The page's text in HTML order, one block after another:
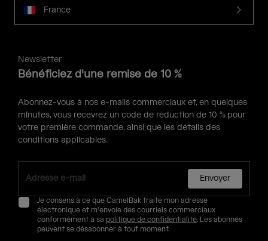
France
Newsletter
Bénéficiez d'une remise de 10 %
Abonnez-vous à nos e-mails commerciaux et, en quelques
minutes, vous recevrez un code de réduction de 10 % pour
votre première commande, ainsi que les détails des
conditions applicables.
Envoyer
Je consens à ce que CamelBak traite mon adresse
électronique et m'envoie des courriels commerciaux
conformément à sa politique de confidentialité. Les abonnés
peuvent se désabonner à tout moment.